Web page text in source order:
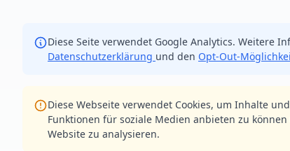
Diese Seite verwendet Google Analytics. Weitere
Datenschutzerklärung und den Opt-Out-
Diese Webseite verwendet Cookies, um Inhalte
Funktionen für soziale Medien anbieten zu
Website zu analysieren.